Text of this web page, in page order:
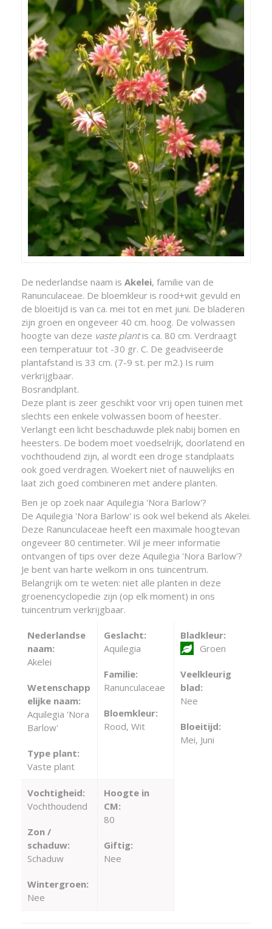
De nederlandse naam is Akelei, familie van de
Ranunculaceae. De bloemkleur is rood+wit gevuld en
de bloeitijd is van ca. mei tot en met juni. De bladeren
zijn groen en ongeveer 40 cm. hoog. De volwassen
hoogte van deze vaste plantis ca. 80 cm. Verdraagt
een temperatuur tot -30 gr. C. De geadviseerde
plantafstand is 33 cm. (7-9 st. per m2.) Is ruim
verkrijgbaar.
Bosrandplant.
Deze plant is zeer geschikt voor vrij open tuinen met
slechts een enkele volwassen boom of heester.
Verlangt een licht beschaduwde plek nabij bomen en
heesters. De bodem moet voedselrijk, doorlatend en
vochthoudend zijn, al wordt een droge standplaats
ook goed verdragen. Woekert niet of nauwelijks en
laat zich goed combineren met andere planten.
Ben je op zoek naar Aquilegia 'Nora Barlow'?
De Aquilegia 'Nora Barlow' is ook wel bekend als Akelei.
Deze Ranunculaceae heeft een maximale hoogtevan
ongeveer 80 centimeter. Wil je meer informatie
ontvangen of tips over deze Aquilegia 'Nora Barlow'?
Je bent van harte welkom in ons tuincentrum.
Belangrijk om te weten: niet alle planten in deze
groenencyclopedie zijn (op elk moment) in ons
tuincentrum verkrijgbaar.
Nederlandse
naam:
Akelei
Wetenschapp
elijke naam:
Aquilegia 'Nora
Barlow'
Type plant:
Vaste plant
Geslacht:
Aquilegia
Familie:
Ranunculaceae
Bloemkleur:
Rood, Wit
Bladkleur:
Groen
Veelkleurig
blad:
Nee
Bloeitijd:
Mei, Juni
Vochtigheid:
Vochthoudend
Zon /
schaduw:
Schaduw
Wintergroen:
Nee
Hoogte in
CM:
80
Giftig:
Nee